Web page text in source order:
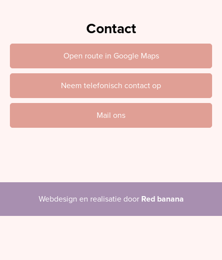
Contact
Open route in Google Maps
Neem telefonisch contact op
Mail ons
Webdesign en realisatie door Red banana